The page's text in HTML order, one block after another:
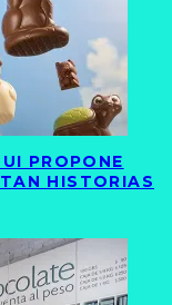
PROPONE
HISTORIAS